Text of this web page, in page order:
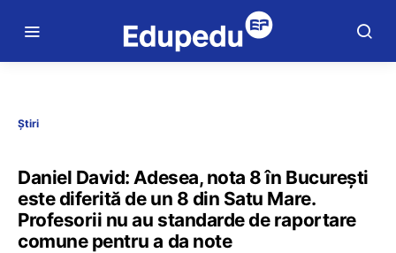
Știri
Daniel David: Adesea, nota 8 în București
este diferită de un 8 din Satu Mare.
Profesorii nu au standarde de raportare
comune pentru a da note